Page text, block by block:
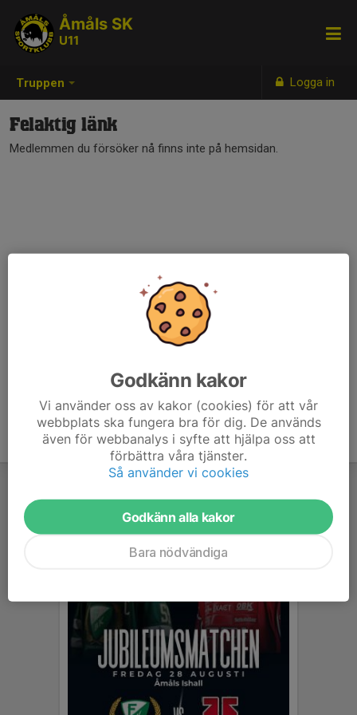
Truppen Logga in
Åmåls SK
U11
Felaktig länk
Medlemmen du försöker nå finns inte på hemsidan.
Godkänn kakor
Vi använder oss av kakor (cookies) för att vår
webbplats ska fungera bra för dig. De används
även för webbanalys i syfte att hjälpa oss att
förbättra våra tjänster.
Så använder vi cookies
Godkänn alla kakor
Bara nödvändiga